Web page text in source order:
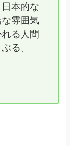
本的な
雰囲気
る人間
る。